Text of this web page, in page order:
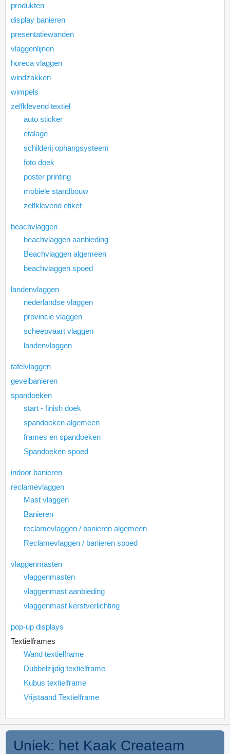
produkten
display banieren
presentatiewanden
vlaggenlijnen
horeca vlaggen
windzakken
wimpels
zelfklevend textiel
auto sticker
etalage
schilderij ophangsysteem
foto doek
poster printing
mobiele standbouw
zelfklevend etiket
beachvlaggen
beachvlaggen aanbieding
Beachvlaggen algemeen
beachvlaggen spoed
landenvlaggen
nederlandse vlaggen
provincie vlaggen
scheepvaart vlaggen
landenvlaggen
tafelvlaggen
gevelbanieren
spandoeken
start - finish doek
spandoeken algemeen
frames en spandoeken
Spandoeken spoed
indoor banieren
reclamevlaggen
Mast vlaggen
Banieren
reclamevlaggen / banieren algemeen
Reclamevlaggen / banieren spoed
vlaggenmasten
vlaggenmasten
vlaggenmast aanbieding
vlaggenmast kerstverlichting
pop-up displays
Textielframes
Wand textielframe
Dubbelzijdig textielframe
Kubus textielframe
Vrijstaand Textielframe
Uniek: het Kaak Createam